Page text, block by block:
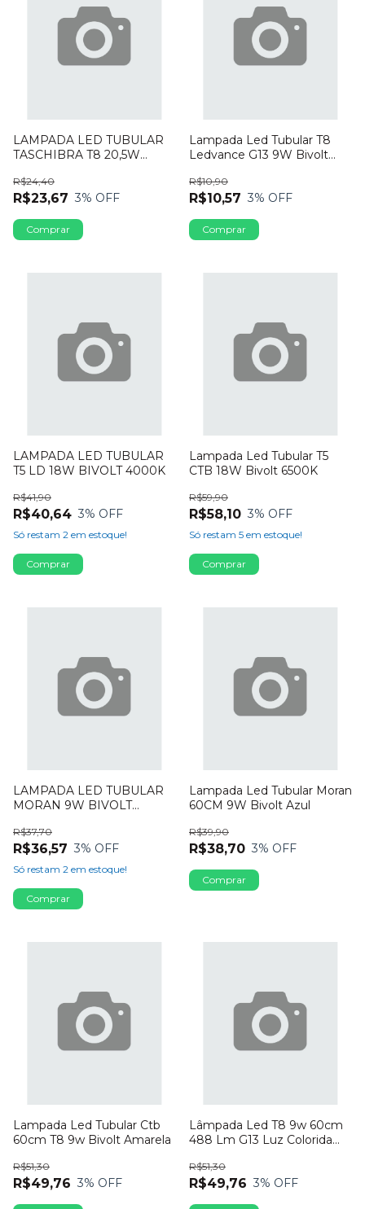
LAMPADA LED TUBULAR
TASCHIBRA T8 20,5W
R$23,67
R$24,40
3% OFF
Lampada Led Tubular T8
Ledvance G13 9W Bivolt
R$10,57
R$10,90
3% OFF
LAMPADA LED TUBULAR
T5 LD 18W BIVOLT 4000K
R$40,64
R$41,90
3% OFF
Só restam 2 em estoque!
Lampada Led Tubular T5
CTB 18W Bivolt 6500K
R$58,10
R$59,90
3% OFF
Só restam 5 em estoque!
LAMPADA LED TUBULAR
MORAN 9W BIVOLT
R$36,57
R$37,70
3% OFF
Só restam 2 em estoque!
Lampada Led Tubular Moran
60CM 9W Bivolt Azul
R$38,70
R$39,90
3% OFF
Lampada Led Tubular Ctb
60cm T8 9w Bivolt Amarela
R$49,76
R$51,30
3% OFF
Lâmpada Led T8 9w 60cm
488 Lm G13 Luz Colorida
R$49,76
R$51,30
3% OFF